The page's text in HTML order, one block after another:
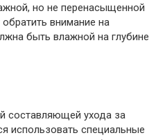
но не перенасыщенной
внимание на
быть влажной на глубине
составляющей ухода за
использовать специальные